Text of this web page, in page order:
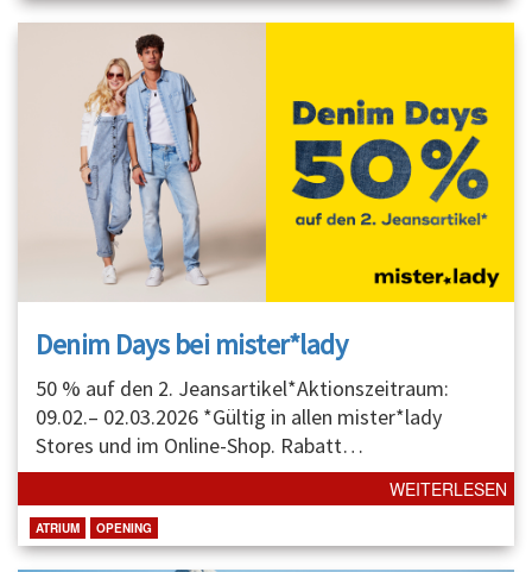
Denim Days bei mister*lady
50 % auf den 2. Jeansartikel*Aktionszeitraum:
09.02.– 02.03.2026 *Gültig in allen mister*lady
Stores und im Online-Shop. Rabatt…
WEITERLESEN
ATRIUM OPENING